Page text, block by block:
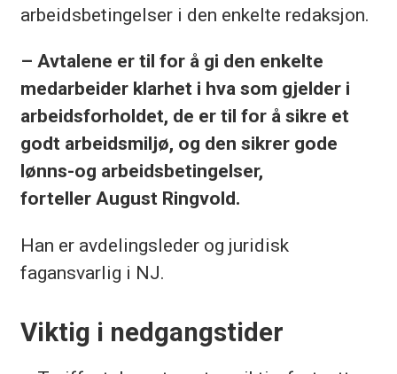
arbeidsbetingelser i den enkelte redaksjon.
– Avtalene er til for å gi den enkelte
medarbeider klarhet i hva som gjelder i
arbeidsforholdet, de er til for å sikre et
godt arbeidsmiljø, og den sikrer gode
lønns-og arbeidsbetingelser,
forteller August Ringvold.
Han er avdelingsleder og juridisk
fagansvarlig i NJ.
Viktig i nedgangstider